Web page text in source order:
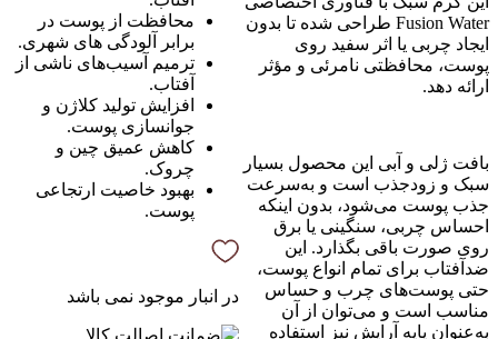
محافظت از پوست در
برابر آلودگی های شهری.
ترمیم آسیب‌های ناشی از
آفتاب.
افزایش تولید کلاژن و
جوانسازی پوست.
کاهش عمیق چین و
چروک.
بهبود خاصیت ارتجاعی
پوست.
در انبار موجود نمی باشد
Fusion Water طراحی شده تا بدون
ایجاد چربی یا اثر سفید روی
پوست، محافظتی نامرئی و مؤثر
ارائه دهد.
بافت ژلی و آبی این محصول بسیار
سبک و زودجذب است و به‌سرعت
جذب پوست می‌شود، بدون اینکه
احساس چربی، سنگینی یا برق
روی صورت باقی بگذارد. این
ضدآفتاب برای تمام انواع پوست،
حتی پوست‌های چرب و حساس
مناسب است و می‌توان از آن
به‌عنوان پایه آرایش نیز استفاده